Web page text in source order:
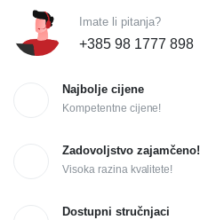
Imate li pitanja?
+385 98 1777 898
Najbolje cijene
Kompetentne cijene!
Zadovoljstvo zajamčeno!
Visoka razina kvalitete!
Dostupni stručnjaci